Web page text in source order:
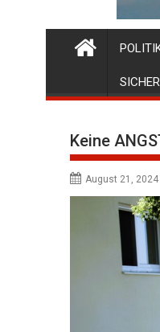
Keine
August 21, 2024